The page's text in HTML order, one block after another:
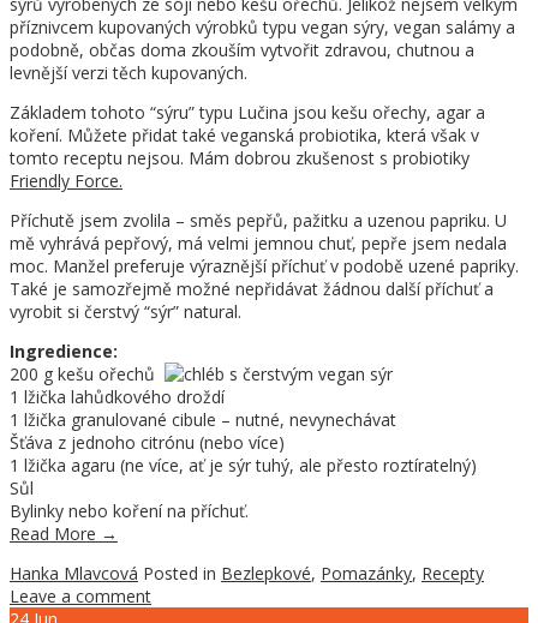
příznivcem kupovaných výrobků typu vegan sýry, vegan salámy a
podobně, občas doma zkouším vytvořit zdravou, chutnou a
levnější verzi těch kupovaných.
Základem tohoto “sýru” typu Lučina jsou kešu ořechy, agar a
koření. Můžete přidat také veganská probiotika, která však v
tomto receptu nejsou. Mám dobrou zkušenost s probiotiky
Friendly Force.
Příchutě jsem zvolila – směs pepřů, pažitku a uzenou papriku. U
mě vyhrává pepřový, má velmi jemnou chuť, pepře jsem nedala
moc. Manžel preferuje výraznější příchuť v podobě uzené papriky.
Také je samozřejmě možné nepřidávat žádnou další příchuť a
vyrobit si čerstvý “sýr” natural.
Ingredience:
200 g kešu ořechů
1 lžička lahůdkového droždí
1 lžička granulované cibule – nutné, nevynechávat
Šťáva z jednoho citrónu (nebo více)
1 lžička agaru (ne více, ať je sýr tuhý, ale přesto roztíratelný)
Sůl
Bylinky nebo koření na příchuť.
Read More →
Hanka Mlavcová Posted in Bezlepkové, Pomazánky, Recepty
Leave a comment